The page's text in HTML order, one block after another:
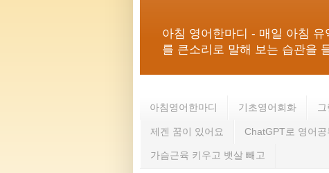
아침 영어한마디 - 매일 아침
를 큰소리로 말해 보는 습관을
아침영어한마디 기초영어회화
제겐 꿈이 있어요 ChatGPT로 영어공
가슴근육 키우고 뱃살 빼고